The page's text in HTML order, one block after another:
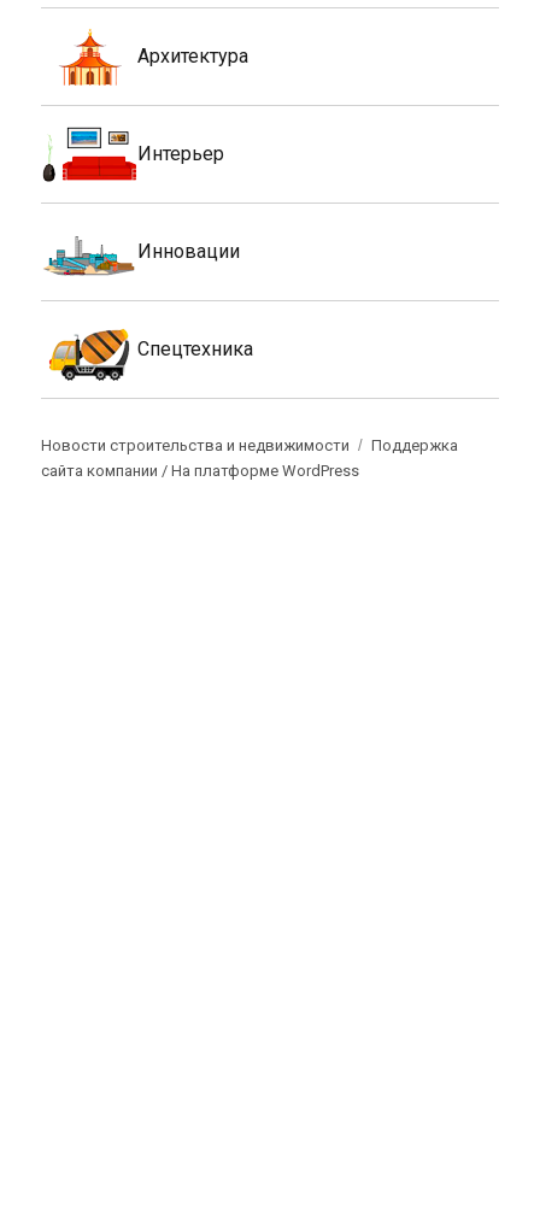
Архитектура
Интерьер
Инновации
Спецтехника
Новости строительства и недвижимости
Поддержка
сайта компании /На платформе WordPress